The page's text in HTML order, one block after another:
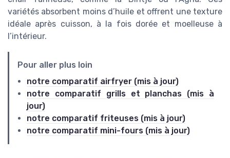
variétés absorbent moins d’huile et offrent une texture
idéale après cuisson, à la fois dorée et moelleuse à
l’intérieur.
Pour aller plus loin
notre comparatif airfryer (mis à jour)
notre comparatif grills et planchas (mis à
jour)
notre comparatif friteuses (mis à jour)
notre comparatif mini-fours (mis à jour)